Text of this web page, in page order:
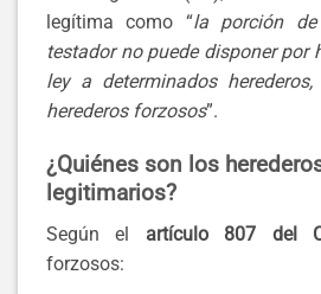
legítima como “la porción
testador no puede disponer por
ley a determinados
herederos forzosos”.
¿Quiénes son los
legitimarios?
Según el artículo 807 del
forzosos: